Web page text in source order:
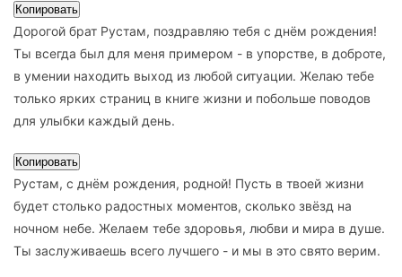
Копировать
Дорогой брат Рустам, поздравляю тебя с днём рождения!
Ты всегда был для меня примером - в упорстве, в доброте,
в умении находить выход из любой ситуации. Желаю тебе
только ярких страниц в книге жизни и побольше поводов
для улыбки каждый день.
Копировать
Рустам, с днём рождения, родной! Пусть в твоей жизни
будет столько радостных моментов, сколько звёзд на
ночном небе. Желаем тебе здоровья, любви и мира в душе.
Ты заслуживаешь всего лучшего - и мы в это свято верим.